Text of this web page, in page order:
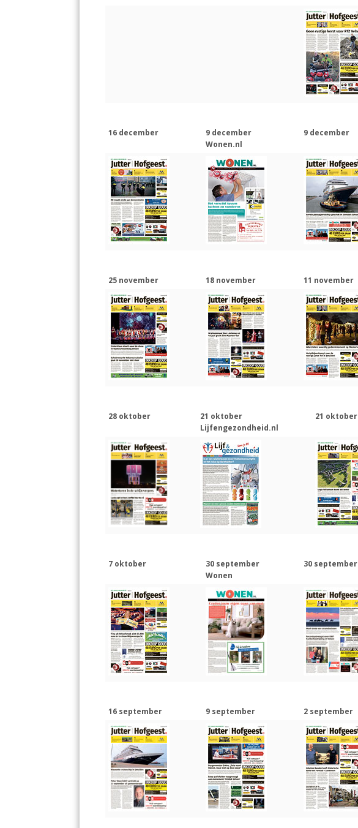
16 december
9 december
Wonen.nl
9 december
25 november 18 november 11 november
28 oktober
21 oktober
Lijfengezondheid.nl
21 oktober
7 oktober
30 september
Wonen
30 september
16 september 9 september 2 september